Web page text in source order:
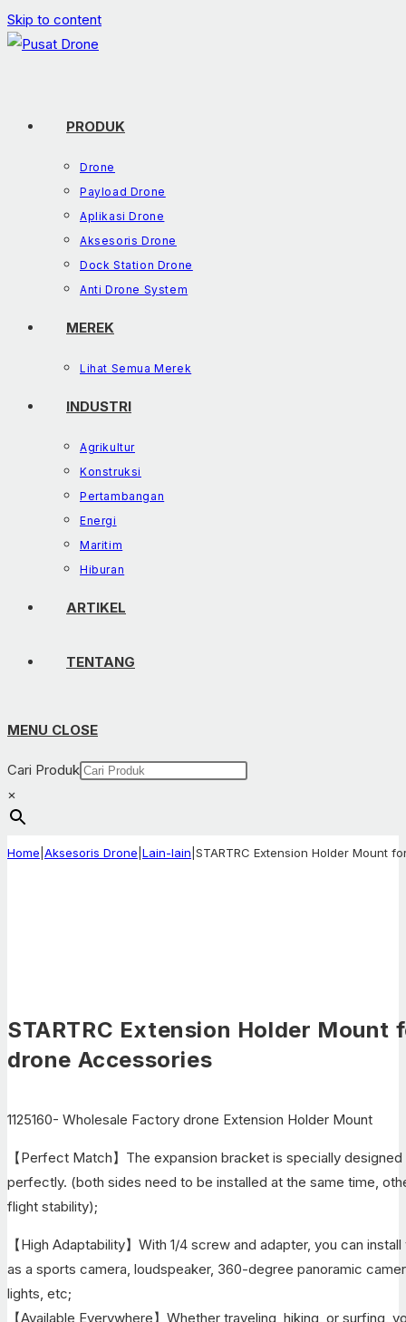
Skip to content
PRODUK
Drone
Payload Drone
Aplikasi Drone
Aksesoris Drone
Dock Station Drone
Anti Drone System
MEREK
Lihat Semua Merek
INDUSTRI
Agrikultur
Konstruksi
Pertambangan
Energi
Maritim
Hiburan
ARTIKEL
TENTANG
MENU CLOSE
Cari Produk
×
Home Aksesoris Drone Lain-lain STARTRC Extension Holder Mount
STARTRC Extension Holder Mount
drone Accessories
1125160- Wholesale Factory drone Extension Holder Mount
【Perfect Match】The expansion bracket is specially
perfectly. (both sides need to be installed at the same time,
flight stability);
【High Adaptability】With 1/4 screw and adapter, you can
as a sports camera, loudspeaker, 360-degree panoramic
lights, etc;
【Available Everywhere】Whether traveling, hiking, or surfing,